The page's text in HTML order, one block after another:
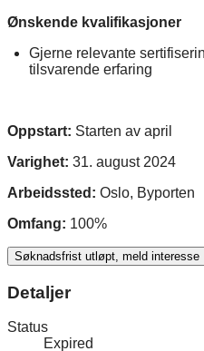
Ønskende kvalifikasjoner
Gjerne relevante
tilsvarende erfaring
Oppstart: Starten av april
Varighet: 31. august 2024
Arbeidssted: Oslo, Byporten
Omfang: 100%
Søknadsfrist utløpt, meld interesse
Detaljer
Status
Expired